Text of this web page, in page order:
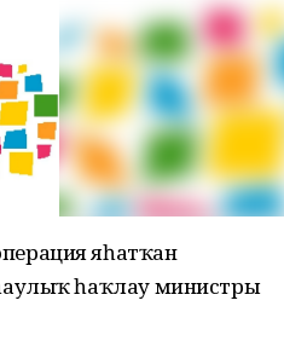
операция яһатҡан
һаҡлау министры